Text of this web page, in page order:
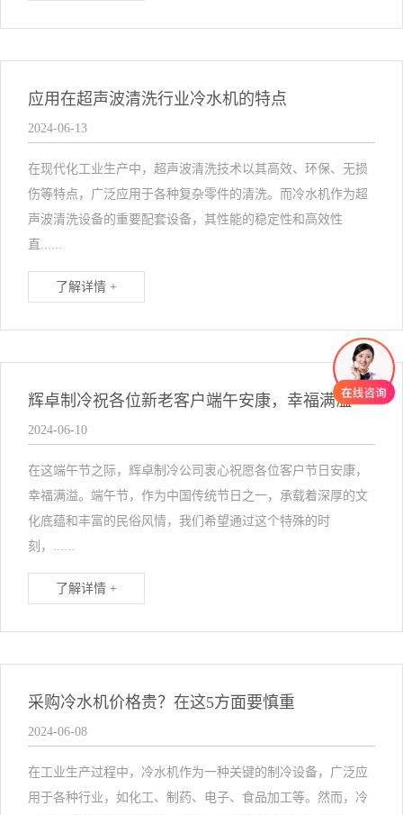
应用在超声波清洗行业冷水机的特点
2024-06-13
在现代化工业生产中，超声波清洗技术以其高效、环保、无损
伤等特点，广泛应用于各种复杂零件的清洗。而冷水机作为超
声波清洗设备的重要配套设备，其性能的稳定性和高效性
直......
了解详情 +
辉卓制冷祝各位新老客户端午安康，幸福满溢
2024-06-10
在这端午节之际，辉卓制冷公司衷心祝愿各位客户节日安康，
幸福满溢。端午节，作为中国传统节日之一，承载着深厚的文
化底蕴和丰富的民俗风情，我们希望通过这个特殊的时
刻，......
了解详情 +
采购冷水机价格贵？在这5方面要慎重
2024-06-08
在工业生产过程中，冷水机作为一种关键的制冷设备，广泛应
用于各种行业，如化工、制药、电子、食品加工等。然而，冷